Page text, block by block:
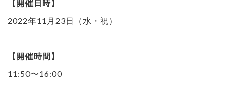
【開催日時】
2022年11月23日（水・祝）
【開催時間】
11:50〜16:00